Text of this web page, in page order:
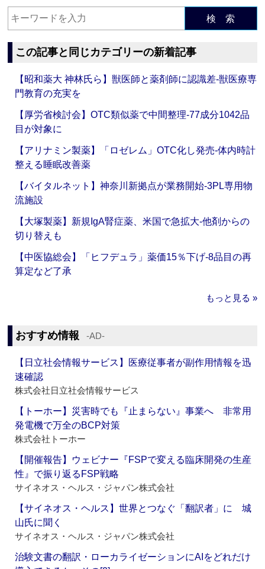
検 索
この記事と同じカテゴリーの新着記事
【昭和薬大 神林氏ら】獣医師と薬剤師に認識差‐獣医療専
門教育の充実を
【厚労省検討会】OTC類似薬で中間整理‐77成分1042品
目が対象に
【アリナミン製薬】「ロゼレム」OTC化し発売‐体内時計
整える睡眠改善薬
【バイタルネット】神奈川新拠点が業務開始‐3PL専用物
流施設
【大塚製薬】新規IgA腎症薬、米国で急拡大‐他剤からの
切り替えも
【中医協総会】「ヒフデュラ」薬価15％下げ‐8品目の再
算定など了承
もっと見る »
おすすめ情報 ‐AD‐
【日立社会情報サービス】医療従事者が副作用情報を迅
速確認
株式会社日立社会情報サービス
【トーホー】災害時でも『止まらない』事業へ 非常用
発電機で万全のBCP対策
株式会社トーホー
【開催報告】ウェビナー『FSPで変える臨床開発の生産
性』で振り返るFSP戦略
サイネオス・ヘルス・ジャパン株式会社
【サイネオス・ヘルス】世界とつなぐ「翻訳者」に 城
山氏に聞く
サイネオス・ヘルス・ジャパン株式会社
治験文書の翻訳・ローカライゼーションにAIをどれだけ